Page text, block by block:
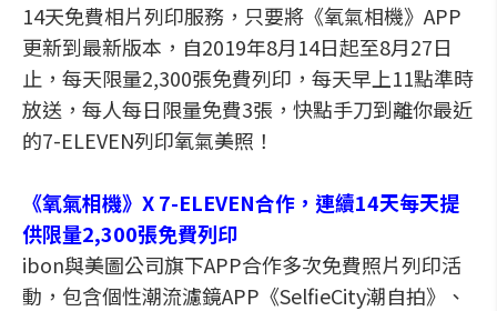
14天免費相片列印服務，只要將《氧氣相機》APP
更新到最新版本，自2019年8月14日起至8月27日
止，每天限量2,300張免費列印，每天早上11點準時
放送，每人每日限量免費3張，快點手刀到離你最近
的7-ELEVEN列印氧氣美照！
《氧氣相機》X 7-ELEVEN合作，連續14天每天提
供限量2,300張免費列印
ibon與美圖公司旗下APP合作多次免費照片列印活
動，包含個性潮流濾鏡APP《SelfieCity潮自拍》、